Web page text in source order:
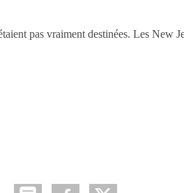
pas vraiment destinées. Les New